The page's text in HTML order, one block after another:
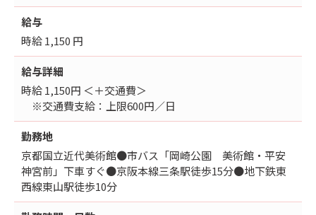
給与
時給 1,150 円
給与詳細
時給 1,150円 ＜＋交通費＞
※交通費支給：上限600円／日
勤務地
京都国立近代美術館●市バス「岡崎公園 美術館・平安
神宮前」下車すぐ●京阪本線三条駅徒歩15分●地下鉄東
西線東山駅徒歩10分